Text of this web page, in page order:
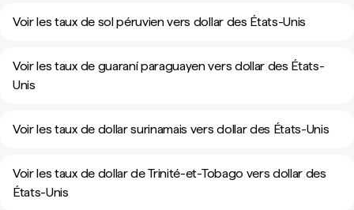
Voir les taux de sol péruvien vers dollar des États-Unis
Voir les taux de guaraní paraguayen vers dollar des États-
Unis
Voir les taux de dollar surinamais vers dollar des États-Unis
Voir les taux de dollar de Trinité-et-Tobago vers dollar des
États-Unis